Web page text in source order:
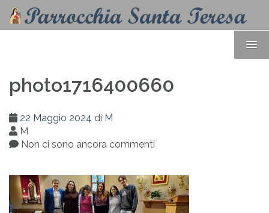
photo1716400660
22 Maggio 2024 di M
M
Non ci sono ancora commenti